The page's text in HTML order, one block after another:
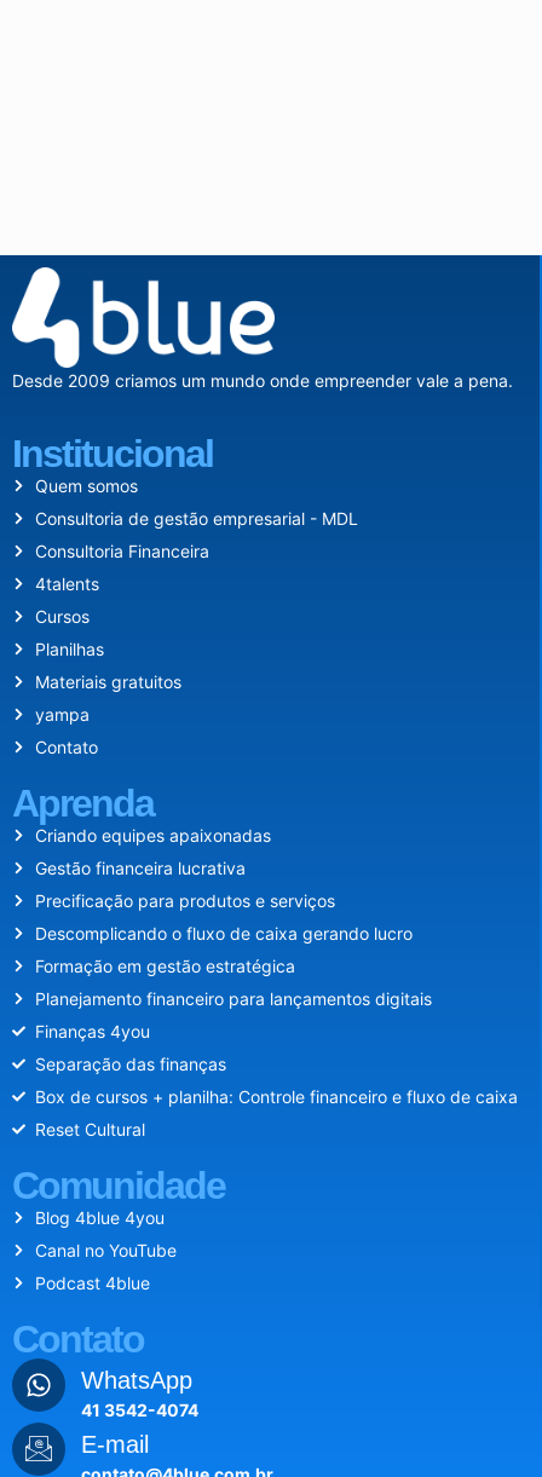
Desde 2009 criamos um mundo onde empreender vale a pena.
Institucional
Quem somos
Consultoria de gestão empresarial - MDL
Consultoria Financeira
4talents
Cursos
Planilhas
Materiais gratuitos
yampa
Contato
Aprenda
Criando equipes apaixonadas
Gestão financeira lucrativa
Precificação para produtos e serviços
Descomplicando o fluxo de caixa gerando lucro
Formação em gestão estratégica
Planejamento financeiro para lançamentos digitais
Finanças 4you
Separação das finanças
Box de cursos + planilha: Controle financeiro e fluxo de caixa
Reset Cultural
Comunidade
Blog 4blue 4you
Canal no YouTube
Podcast 4blue
Contato
WhatsApp
41 3542-4074
E-mail